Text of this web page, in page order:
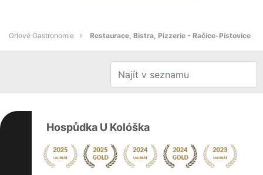
Orlové Gastronomie Restaurace, Bistra, Pizzerie - Račice-Pístovice
Hospůdka U Kolóška